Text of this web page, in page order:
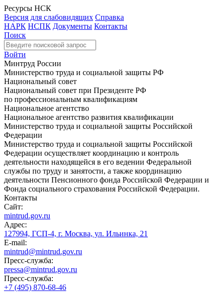
Ресурсы НСК
Версия для слабовидящих Справка
НАРК НСПК Документы Контакты
Поиск
Войти
Минтруд России
Министерство труда и социальной защиты РФ
Национальный совет
Национальный совет при Президенте РФ
по профессиональным квалификациям
Национальное агентство
Национальное агентство развития квалификации
Министерство труда и социальной защиты Российской
Федерации
Министерство труда и социальной защиты Российской
Федерации осуществляет координацию и контроль
деятельности находящейся в его ведении Федеральной
службы по труду и занятости, а также координацию
деятельности Пенсионного фонда Российской Федерации и
Фонда социального страхования Российской Федерации.
Контакты
Сайт:
mintrud.gov.ru
Адрес:
127994, ГСП-4, г. Москва, ул. Ильинка, 21
E-mail:
mintrud@mintrud.gov.ru
Пресс-служба:
pressa@mintrud.gov.ru
Пресс-служба:
+7 (495) 870-68-46